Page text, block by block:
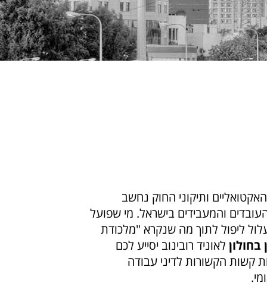
ותיקוני החוק נחשב
והמעבידים בישראל. מי שפועל
ליפול לתוך מה שנקרא "מלכודת
בחולון לאוניד רובינוב יסייע לכם
קשות הקשורות לדיני עבודה